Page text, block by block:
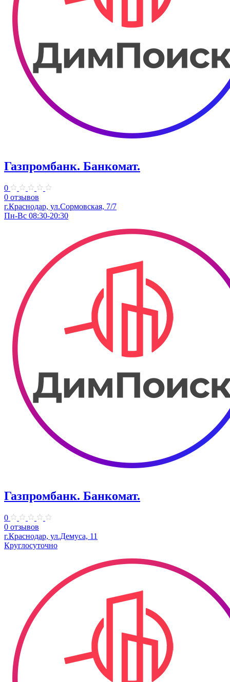
Газпромбанк. Банкомат.
0
0 отзывов
г.Краснодар, ул.Сормовская, 7/7
Пн-Вс 08:30-20:30
Газпромбанк. Банкомат.
0
0 отзывов
г.Краснодар, ул.Демуса, 11
Круглосуточно